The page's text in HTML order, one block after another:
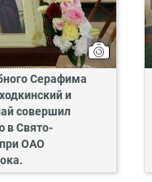
Серафима
и
совершил
в Свято-
ОАО